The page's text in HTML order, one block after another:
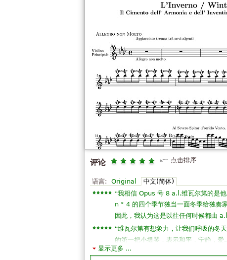
评论 点击排序
语言: Original 中文(简体)
“我相信 Opus 号 8 a.l.维瓦尔第的是
n ° 4 的四个季节独当一面冬季给独奏
因此，我认为这是以往任何时候都由
“维瓦尔第有想象力，让我们呼吸的冬
的第一把小提琴，表示和平，宁静，爱
“几乎哭当我听到这首歌，她是华丽 ！
显示更多 ...